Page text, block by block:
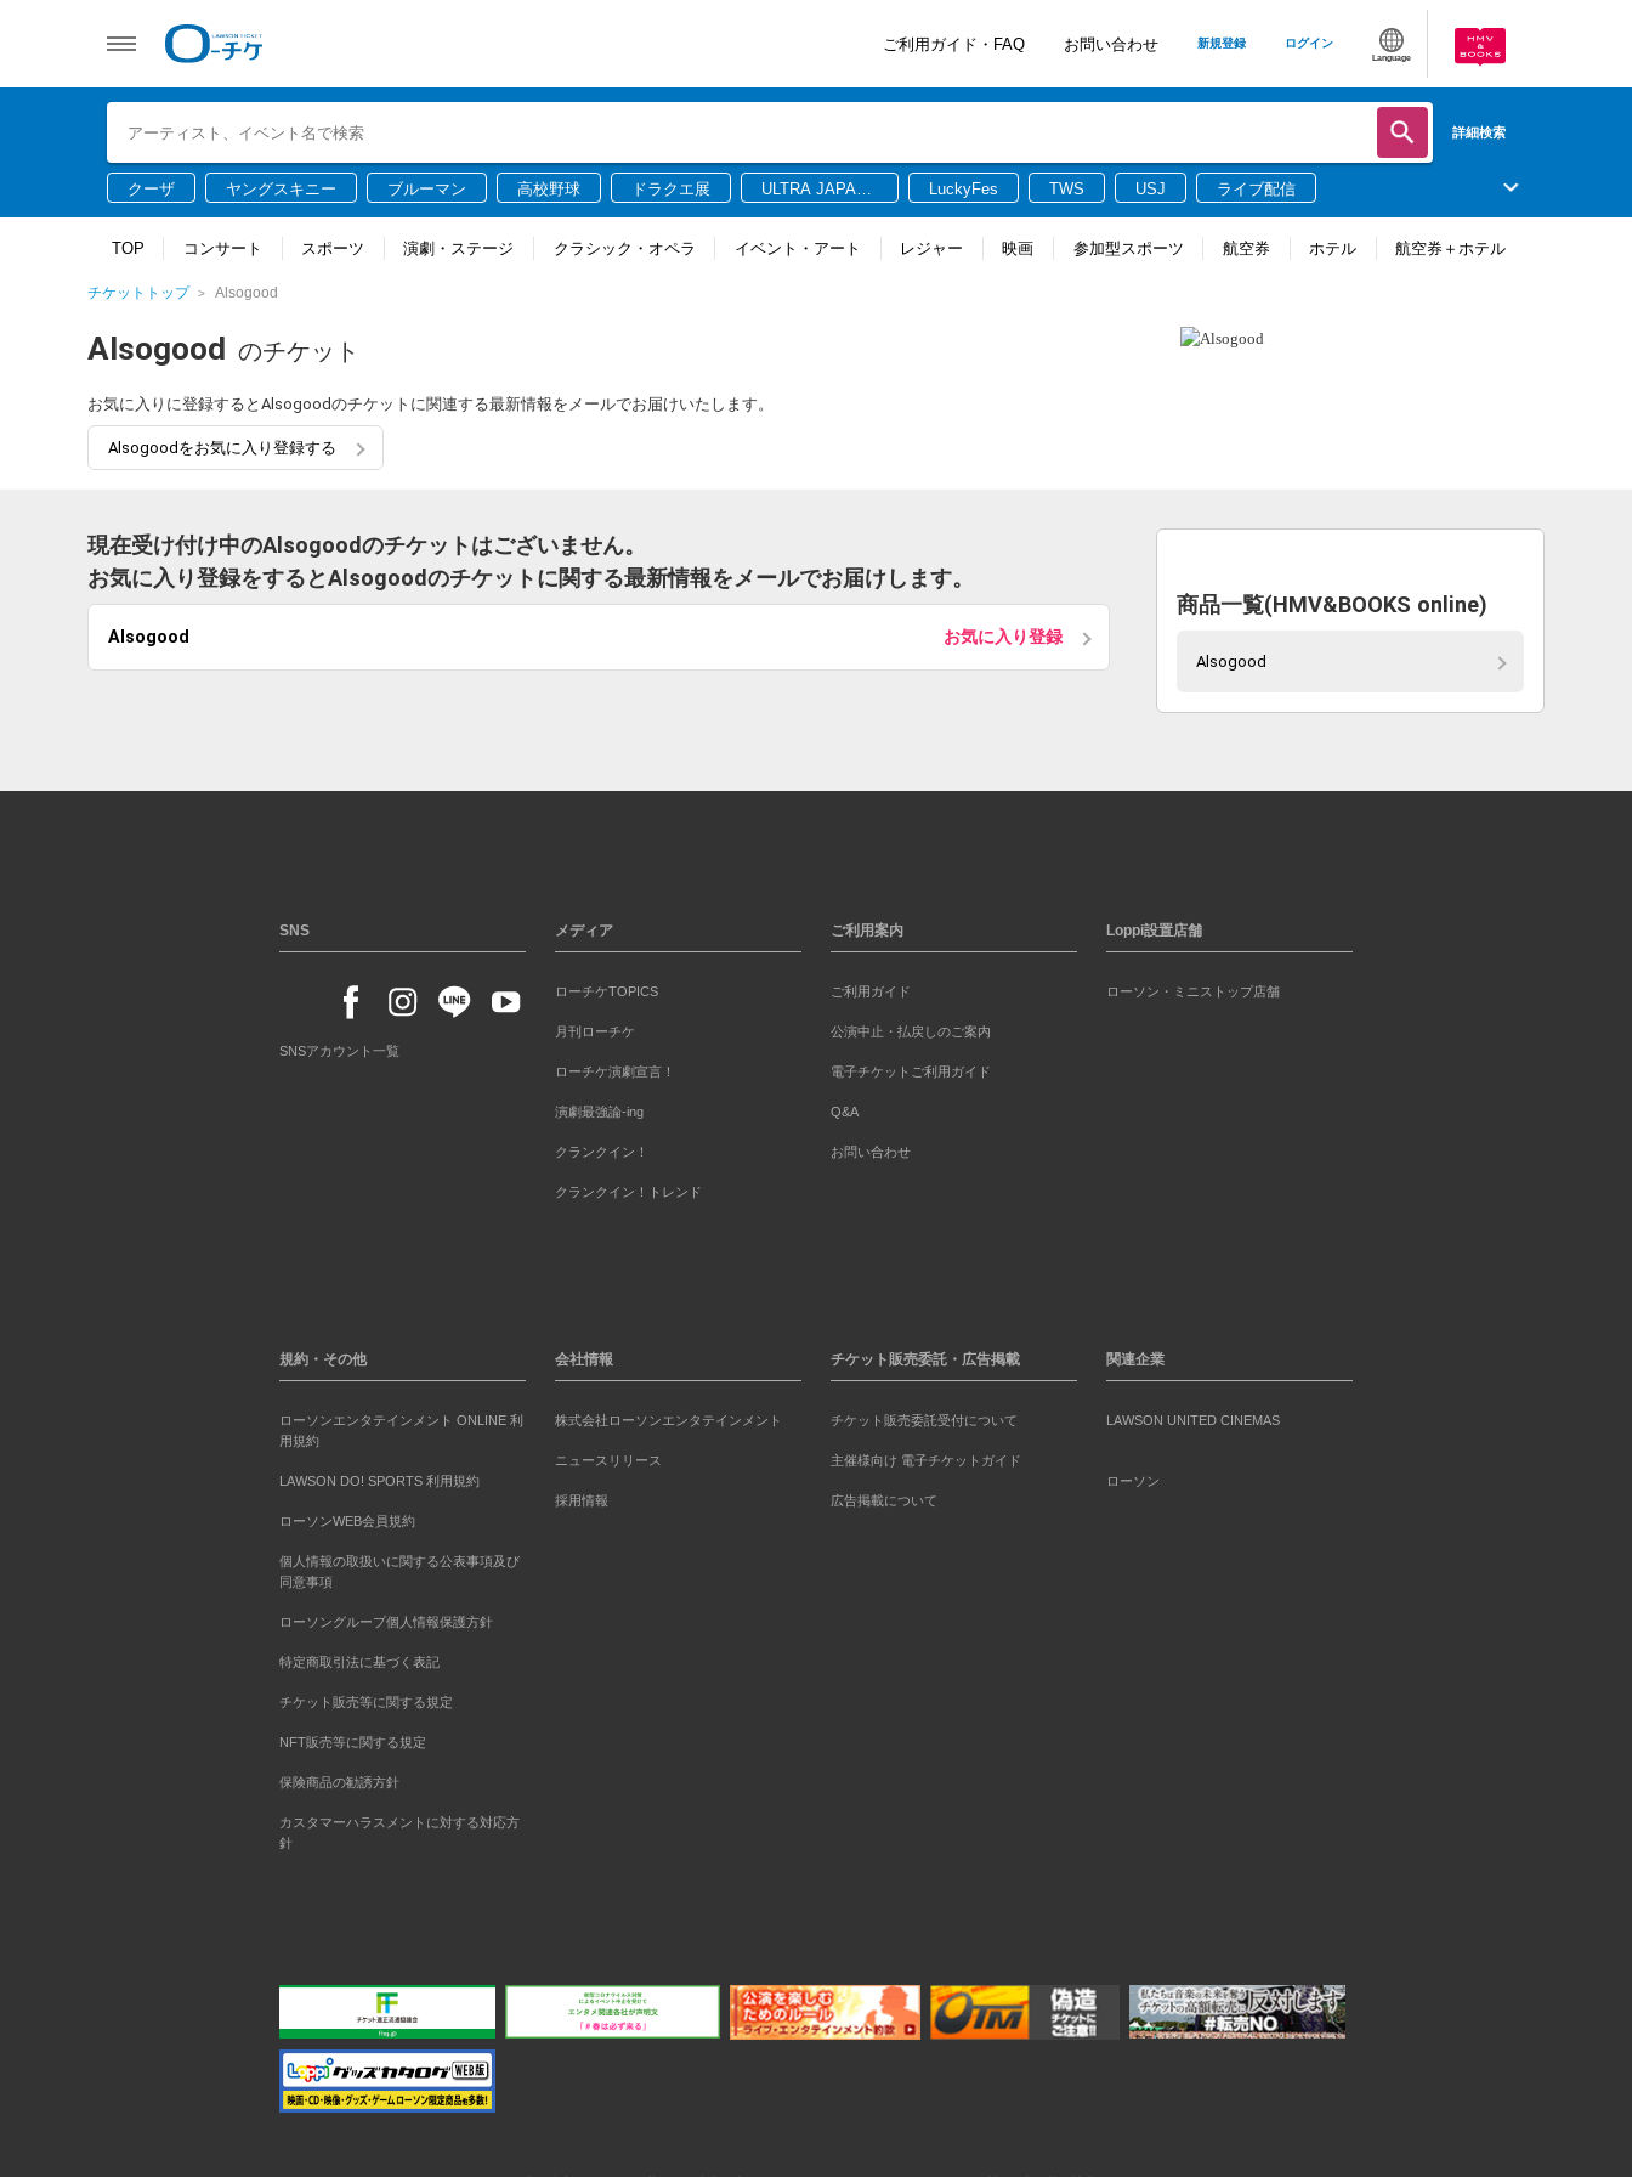
ご利用ガイド・FAQ お問い合わせ 新規登録 ログイン
Language
詳細検索
クーザ ヤングスキニー ブルーマン 高校野球 ドラクエ展
ULTRA JAPAN
LuckyFes TWS USJ ライブ配信
TOP コンサート スポーツ 演劇・ステージ クラシック・オペラ イベント・アート レジャー 映画 参加型スポーツ 航空券 ホテル 航空券＋ホテル
チケットトップ Alsogood
Alsogood のチケット
お気に入りに登録するとAlsogoodのチケットに関連する最新情報をメールでお届けいたします。
Alsogoodをお気に入り登録する
現在受け付け中のAlsogoodのチケットはございません。
お気に入り登録をするとAlsogoodのチケットに関する最新情報をメールでお届けします。
Alsogood お気に入り登録
商品一覧(HMV&BOOKS online)
Alsogood
SNS
SNSアカウント一覧
メディア
ローチケTOPICS
月刊ローチケ
ローチケ演劇宣言！
演劇最強論-ing
クランクイン！
クランクイン！トレンド
ご利用案内
ご利用ガイド
公演中止・払戻しのご案内
電子チケットご利用ガイド
Q&A
お問い合わせ
Loppi設置店舗
ローソン・ミニストップ店舗
規約・その他
ローソンエンタテインメント ONLINE 利
用規約
LAWSON DO! SPORTS 利用規約
ローソンWEB会員規約
個人情報の取扱いに関する公表事項及び
同意事項
ローソングループ個人情報保護方針
特定商取引法に基づく表記
チケット販売等に関する規定
NFT販売等に関する規定
保険商品の勧誘方針
カスタマーハラスメントに対する対応方
針
会社情報
株式会社ローソンエンタテインメント
ニュースリリース
採用情報
チケット販売委託・広告掲載
チケット販売委託受付について
主催様向け 電子チケットガイド
広告掲載について
関連企業
LAWSON UNITED CINEMAS
ローソン